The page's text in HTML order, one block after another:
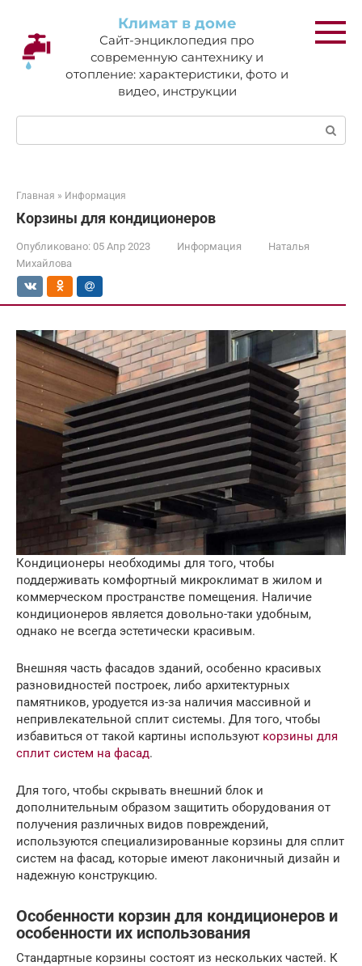
контенту
Климат в доме
Сайт-энциклопедия про
современную сантехнику и
отопление: характеристики, фото и
видео, инструкции
Поиск:
Главная » Информация
Корзины для кондиционеров
Опубликовано: 05 Апр 2023 Информация
Наталья
Михайлова
Кондиционеры необходимы для того, чтобы
поддерживать комфортный микроклимат в жилом и
коммерческом пространстве помещения. Наличие
кондиционеров является довольно-таки удобным,
однако не всегда эстетически красивым.
Внешняя часть фасадов зданий, особенно красивых
разновидностей построек, либо архитектурных
памятников, уродуется из-за наличия массивной и
непривлекательной сплит системы. Для того, чтобы
избавиться от такой картины используют корзины для
сплит систем на фасад.
Для того, чтобы скрывать внешний блок и
дополнительным образом защитить оборудования от
получения различных видов повреждений,
используются специализированные корзины для сплит
систем на фасад, которые имеют лаконичный дизайн и
надежную конструкцию.
Особенности корзин для кондиционеров и
особенности их использования
Стандартные корзины состоят из нескольких частей. К